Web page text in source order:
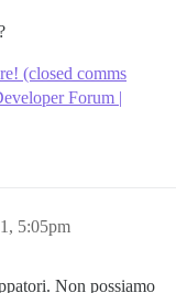
(closed comms
Forum |
5:05pm
Non possiamo